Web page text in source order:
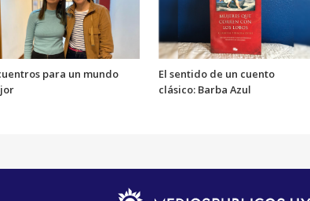
para un mundo
El sentido de un cuento
clásico: Barba Azul